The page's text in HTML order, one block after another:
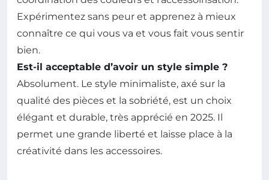
Expérimentez sans peur et apprenez à mieux
connaître ce qui vous va et vous fait vous sentir
bien.
Est-il acceptable d’avoir un style simple ?
Absolument. Le style minimaliste, axé sur la
qualité des pièces et la sobriété, est un choix
élégant et durable, très apprécié en 2025. Il
permet une grande liberté et laisse place à la
créativité dans les accessoires.